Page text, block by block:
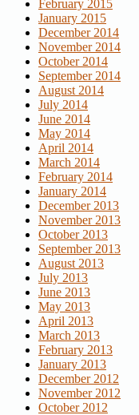
February 2015
January 2015
December 2014
November 2014
October 2014
September 2014
August 2014
July 2014
June 2014
May 2014
April 2014
March 2014
February 2014
January 2014
December 2013
November 2013
October 2013
September 2013
August 2013
July 2013
June 2013
May 2013
April 2013
March 2013
February 2013
January 2013
December 2012
November 2012
October 2012